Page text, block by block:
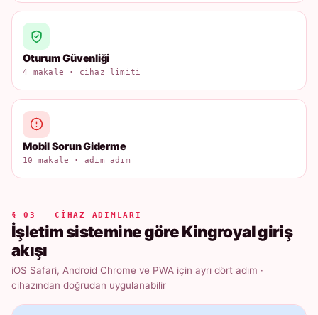
Oturum Güvenliği
4 makale · cihaz limiti
Mobil Sorun Giderme
10 makale · adım adım
§ 03 — CIHAZ ADIMLARI
İşletim sistemine göre Kingroyal giriş
akışı
iOS Safari, Android Chrome ve PWA için ayrı dört adım ·
cihazından doğrudan uygulanabilir